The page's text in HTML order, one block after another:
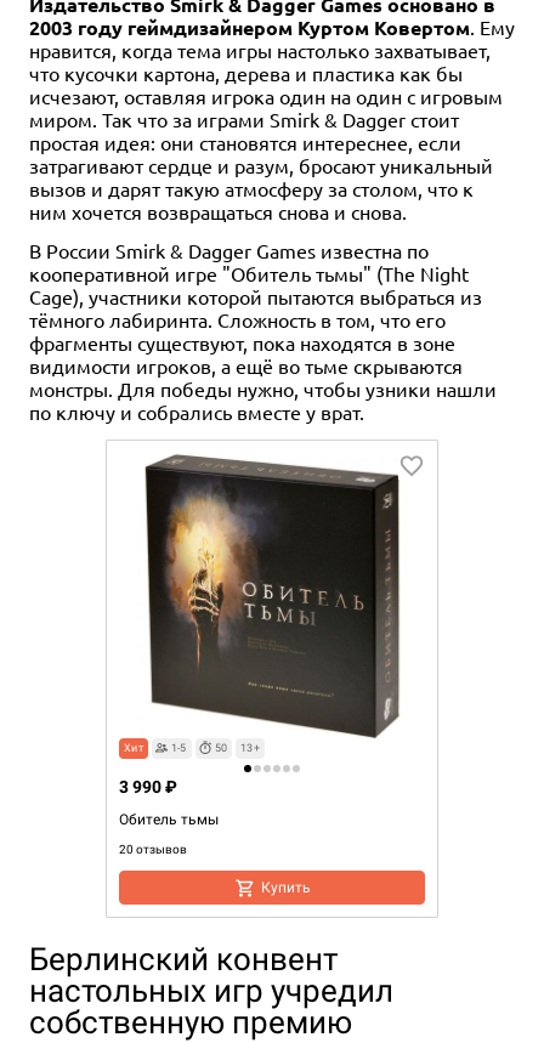
2003 году геймдизайнером Куртом Ковертом . Ему
нравится, когда тема игры настолько захватывает,
что кусочки картона, дерева и пластика как бы
исчезают, оставляя игрока один на один с игровым
миром. Так что за играми Smirk & Dagger стоит
простая идея: они становятся интереснее, если
затрагивают сердце и разум, бросают уникальный
вызов и дарят такую атмосферу за столом, что к
ним хочется возвращаться снова и снова.
В России Smirk & Dagger Games известна по
кооперативной игре "Обитель тьмы" (The Night
Cage), участники которой пытаются выбраться из
тёмного лабиринта. Сложность в том, что его
фрагменты существуют, пока находятся в зоне
видимости игроков, а ещё во тьме скрываются
монстры. Для победы нужно, чтобы узники нашли
по ключу и собрались вместе у врат.
Хит 1-5 50 13+
Обитель тьмы
20 отзывов
3 990 ₽
Купить
Берлинский конвент
настольных игр учредил
собственную премию